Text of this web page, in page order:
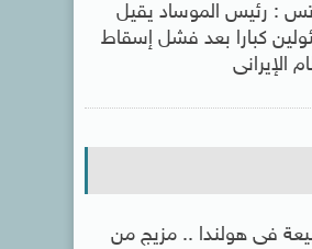
: رئيس الموساد يقيل
كبارا بعد فشل إسقاط
الإيرانى
فى هولندا .. مزيج من